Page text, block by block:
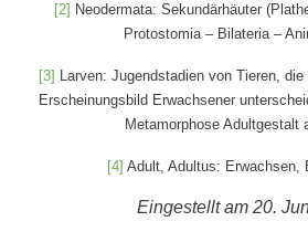
[2] Neodermata: Sekundärhäuter
Protostomia – Bilateria –
[3] Larven: Jugendstadien von Tieren,
Erscheinungsbild Erwachsener
Metamorphose Adultgestalt
[4] Adult, Adultus: Erwachsen,
Eingestellt am 20.